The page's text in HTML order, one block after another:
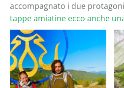
accompagnato i due
tappe amiatine ecco anche